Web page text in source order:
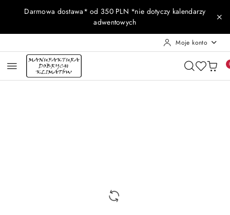
Przejdź do treści głównej
Przejdź do wyszukiwarki
Przejdź do moje konto
Przejdź do menu głównego
Przejdź do opisu produktu
Przejdź do stopki
Darmowa dostawa* od 350 PLN *nie dotyczy kalendarzy
adwentowych
Moje konto